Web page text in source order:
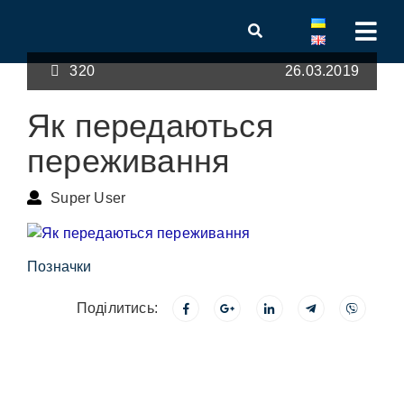
320 26.03.2019
Як передаються
переживання
Super User
Позначки
Поділитись: